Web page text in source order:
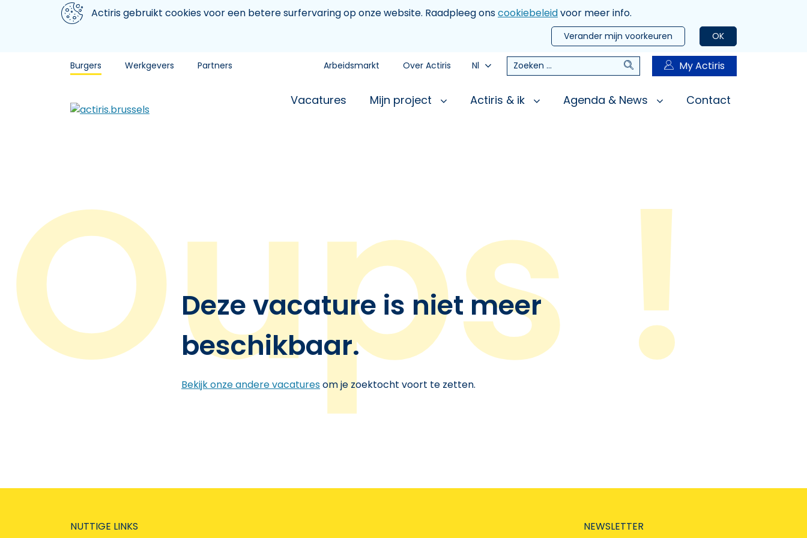
Aller au contenu principal
We gebruiken cookiesActiris gebruikt cookies voor een betere surfervaring op onze website. Raadpleeg onscookiebeleidvoor meer info.
OK
Verander mijn voorkeuren
Burgers Werkgevers Partners Arbeidsmarkt Over Actiris Nl Zoeken Zoeken My Actiris
Vacatures Mijn project Actiris & ik Agenda & News Contact
Deze vacature is niet meer
beschikbaar.
Bekijk onze andere vacaturesom je zoektocht voort te zetten.
NUTTIGE LINKS NEWSLETTER